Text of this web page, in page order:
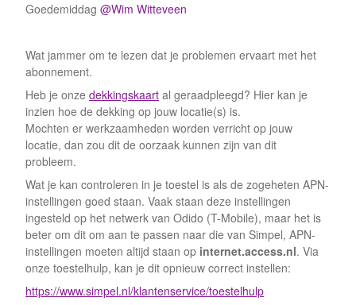
Goedemiddag ​ @Wim Witteveen
Wat jammer om te lezen dat je problemen ervaart met het
abonnement.
Heb je onze dekkingskaart al geraadpleegd? Hier kan je
inzien hoe de dekking op jouw locatie(s) is.
Mochten er werkzaamheden worden verricht op jouw
locatie, dan zou dit de oorzaak kunnen zijn van dit
probleem.
Wat je kan controleren in je toestel is als de zogeheten APN-
instellingen goed staan. Vaak staan deze instellingen
ingesteld op het netwerk van Odido (T-Mobile), maar het is
beter om dit om aan te passen naar die van Simpel, APN-
instellingen moeten altijd staan op internet.access.nl. Via
onze toestelhulp, kan je dit opnieuw correct instellen:
https://www.simpel.nl/klantenservice/toestelhulp